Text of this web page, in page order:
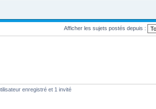
Afficher les sujets postés depuis :
enregistré et 1 invité